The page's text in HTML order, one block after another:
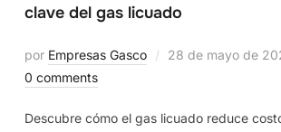
clave del gas licuado
por Empresas Gasco 28 de mayo de
0 comments
Descubre cómo el gas licuado reduce